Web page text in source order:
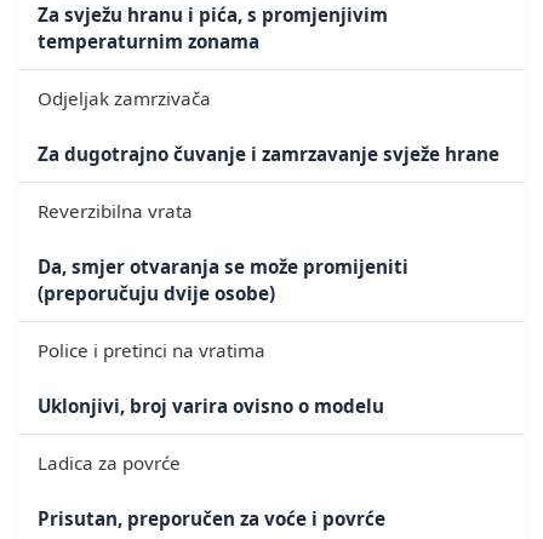
Za svježu hranu i pića, s promjenjivim
temperaturnim zonama
Odjeljak zamrzivača
Za dugotrajno čuvanje i zamrzavanje svježe hrane
Reverzibilna vrata
Da, smjer otvaranja se može promijeniti
(preporučuju dvije osobe)
Police i pretinci na vratima
Uklonjivi, broj varira ovisno o modelu
Ladica za povrće
Prisutan, preporučen za voće i povrće